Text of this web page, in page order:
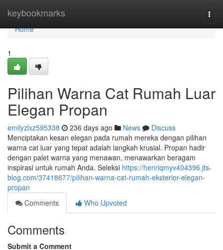
keybookmarks
Home
Home
1
Pilihan Warna Cat Rumah Luar
Elegan Propan
emilyzlxz595338 236 days ago News
Discuss
Menciptakan kesan elegan pada rumah mereka dengan pilihan
warna cat luar yang tepat adalah langkah krusial. Propan hadir
dengan palet warna yang menawan, menawarkan beragam
inspirasi untuk rumah Anda. Seleksi https://henriqmyv404396.jts-
blog.com/37418677/pilihan-warna-cat-rumah-eksterior-elegan-
propan
Comments
Who Upvoted
Comments
Submit a Comment